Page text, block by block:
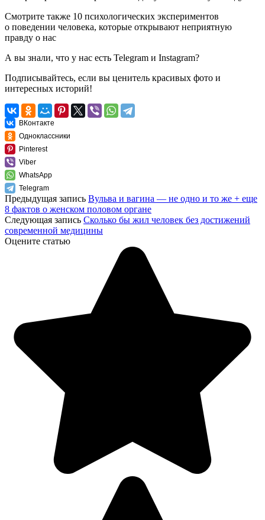
Смотрите также 10 психологических экспериментов
о поведении человека, которые открывают неприятную
правду о нас
А вы знали, что у нас есть Telegram и Instagram?
Подписывайтесь, если вы ценитель красивых фото и
интересных историй!
ВКонтакте
Одноклассники
Pinterest
Viber
WhatsApp
Telegram
Предыдущая запись Вульва и вагина — не одно и то же + еще
8 фактов о женском половом органе
Следующая запись Сколько бы жил человек без достижений
современной медицины
Оцените статью